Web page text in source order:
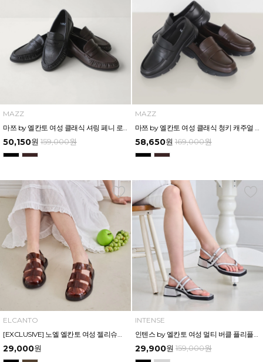
MAZZ
50,150원 159,000원
MAZZ
58,650원 169,000원
ELCANTO
29,000원
INTENSE
29,900원 159,000원